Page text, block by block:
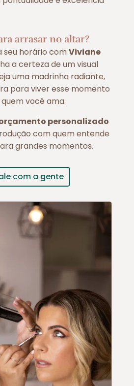
arrasar no altar?
seu horário comViviane
a certeza de um visual
uma madrinha radiante,
para viver esse momento
você ama.
personalizado
com quem entende
grandes momentos.
com a gente